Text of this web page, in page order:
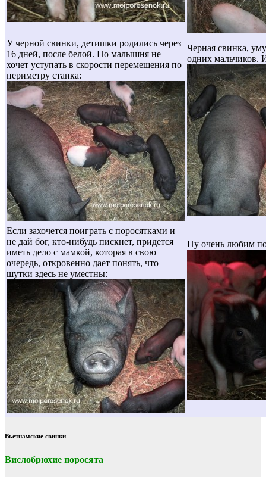
У черной свинки, детишки родились через
16 дней, после белой. Но малышня не
хочет уступать в скорости перемещения по
периметру станка:
Черная свинка,
одних мальчиков.
Если захочется поиграть с поросятками и
не дай бог, кто-нибудь пискнет, придется
иметь дело с мамкой, которая в свою
очередь, откровенно дает понять, что
шутки здесь не уместны:
Ну очень любим
Вьетнамские свинки
Вислобрюхие поросята